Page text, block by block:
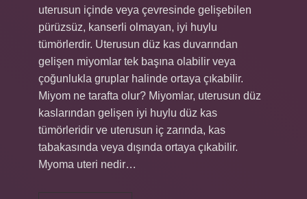
uterusun içinde veya çevresinde gelişebilen
pürüzsüz, kanserli olmayan, iyi huylu
tümörlerdir. Uterusun düz kas duvarından
gelişen miyomlar tek başına olabilir veya
çoğunlukla gruplar halinde ortaya çıkabilir.
Miyom ne tarafta olur? Miyomlar, uterusun düz
kaslarından gelişen iyi huylu düz kas
tümörleridir ve uterusun iç zarında, kas
tabakasında veya dışında ortaya çıkabilir.
Myoma uteri nedir…